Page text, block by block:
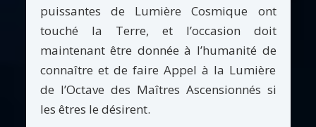
puissantes de Lumière Cosmique ont
touché la Terre, et l’occasion doit
maintenant être donnée à l’humanité de
connaître et de faire Appel à la Lumière
de l’Octave des Maîtres Ascensionnés si
les êtres le désirent.